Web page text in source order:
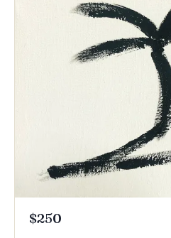
$250